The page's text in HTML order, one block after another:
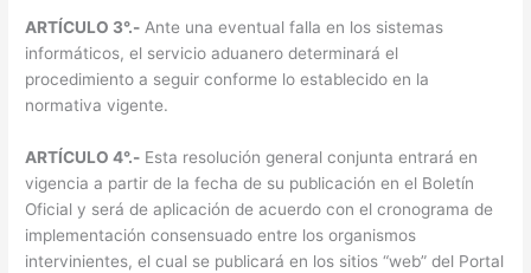
ARTÍCULO 3°.- Ante una eventual falla en los sistemas
informáticos, el servicio aduanero determinará el
procedimiento a seguir conforme lo establecido en la
normativa vigente.
ARTÍCULO 4°.- Esta resolución general conjunta entrará en
vigencia a partir de la fecha de su publicación en el Boletín
Oficial y será de aplicación de acuerdo con el cronograma de
implementación consensuado entre los organismos
intervinientes, el cual se publicará en los sitios “web” del Portal